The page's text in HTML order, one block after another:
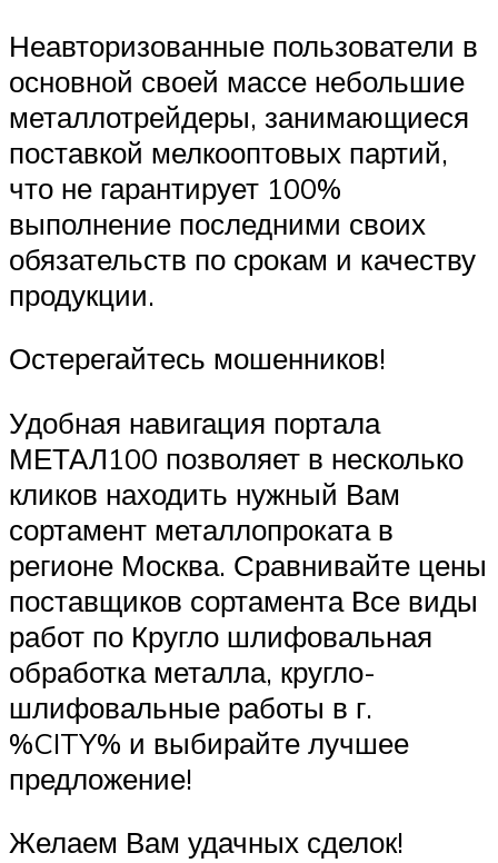
Неавторизованные пользователи в
основной своей массе небольшие
металлотрейдеры, занимающиеся
поставкой мелкооптовых партий,
что не гарантирует 100%
выполнение последними своих
обязательств по срокам и качеству
продукции.
Остерегайтесь мошенников!
Удобная навигация портала
МЕТАЛ100 позволяет в несколько
кликов находить нужный Вам
сортамент металлопроката в
регионе Москва. Сравнивайте цены
поставщиков сортамента Все виды
работ по Кругло шлифовальная
обработка металла, кругло-
шлифовальные работы в г.
%CITY% и выбирайте лучшее
предложение!
Желаем Вам удачных сделок!